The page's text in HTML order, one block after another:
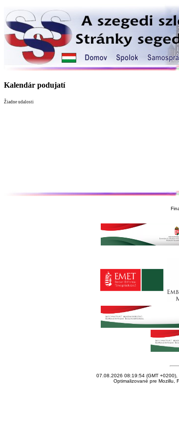
Kalendár podujatí
Žiadne udalosti
07.08.2026 08:19:54 (GMT +0200),
Optimalizované pre Mozillu,